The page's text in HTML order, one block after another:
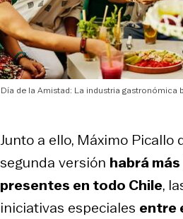
Día de la Amistad: La industria
Junto a ello, Máximo Picallo
segunda versión habrá
presentes en todo Chile,
iniciativas especiales entre